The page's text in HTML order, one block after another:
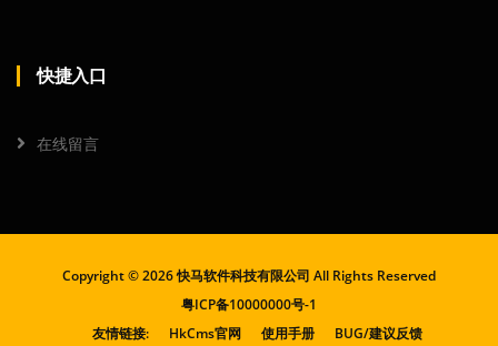
快捷入口
在线留言
Copyright ©2026 快马软件科技有限公司 All Rights Reserved
粤ICP备10000000号-1
友情链接:
HkCms官网 使用手册 BUG/建议反馈